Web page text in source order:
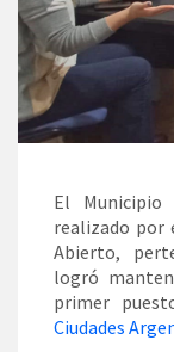
El
realizado por
Abierto,
logró
primer
Ciudades